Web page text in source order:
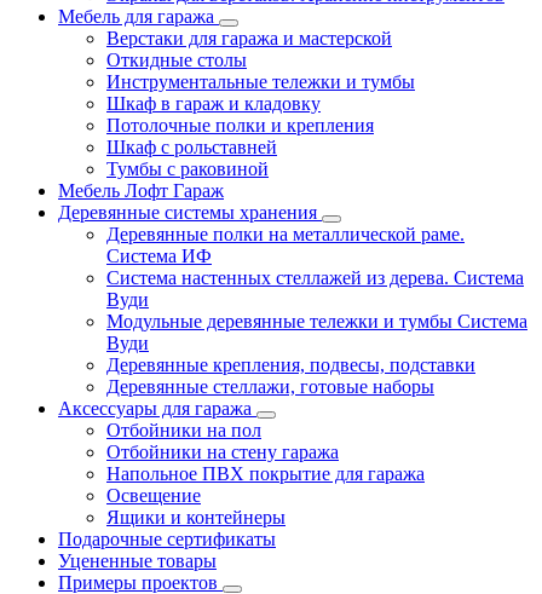
Мебель для гаража
Верстаки для гаража и мастерской
Откидные столы
Инструментальные тележки и тумбы
Шкаф в гараж и кладовку
Потолочные полки и крепления
Шкаф с рольставней
Тумбы с раковиной
Мебель Лофт Гараж
Деревянные системы хранения
Деревянные полки на металлической раме.
Система ИФ
Система настенных стеллажей из дерева. Система
Вуди
Модульные деревянные тележки и тумбы Система
Вуди
Деревянные крепления, подвесы, подставки
Деревянные стеллажи, готовые наборы
Аксессуары для гаража
Отбойники на пол
Отбойники на стену гаража
Напольное ПВХ покрытие для гаража
Освещение
Ящики и контейнеры
Подарочные сертификаты
Уцененные товары
Примеры проектов